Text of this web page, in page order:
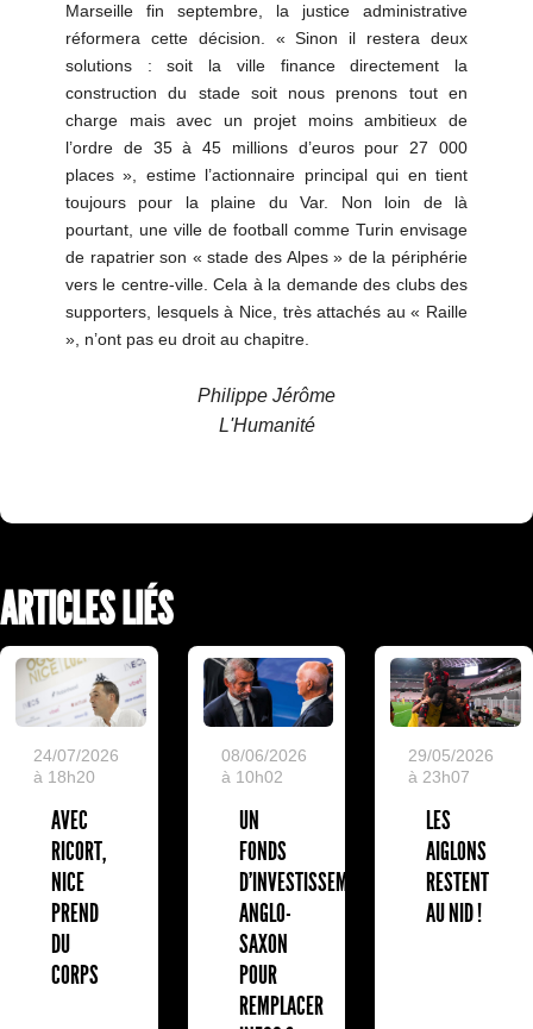
Marseille fin septembre, la justice administrative
réformera cette décision. « Sinon il restera deux
solutions : soit la ville finance directement la
construction du stade soit nous prenons tout en
charge mais avec un projet moins ambitieux de
l’ordre de 35 à 45 millions d’euros pour 27 000
places », estime l’actionnaire principal qui en tient
toujours pour la plaine du Var. Non loin de là
pourtant, une ville de football comme Turin envisage
de rapatrier son « stade des Alpes » de la périphérie
vers le centre-ville. Cela à la demande des clubs des
supporters, lesquels à Nice, très attachés au « Raille
», n’ont pas eu droit au chapitre.
Philippe Jérôme
L'Humanité
ARTICLES LIÉS
24/07/2026
à 18h20
AVEC
RICORT,
NICE
PREND
DU
CORPS
08/06/2026
à 10h02
UN
FONDS
D'INVESTISSEMENT
ANGLO-
SAXON
POUR
REMPLACER
29/05/2026
à 23h07
LES
AIGLONS
RESTENT
AU NID !